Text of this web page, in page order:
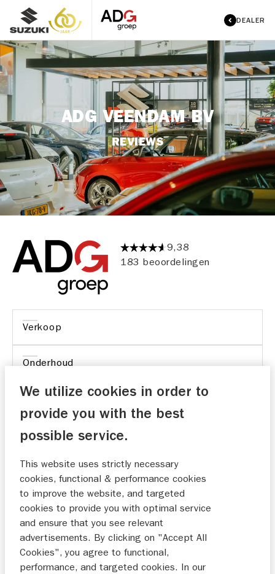
DEALER
ADG VEENDAM BV
REVIEWS
9,38
183 beoordelingen
Verkoop
Onderhoud
Er zat bij aflevering een kleine kras op het
de auto volgende week op, we krijgen een leenauto
en hij brengt de Swift na reparatie weer terug. Als
dat geen service is!!
Klaucke
We utilize cookies in order to
provide you with the best
possible service.
This website uses strictly necessary
cookies, functional & performance cookies
to improve the website, and targeted
cookies to provide you with optimal service
and ensure that you see relevant
advertisements. By clicking on "Accept All
Cookies", you agree to functional,
performance, and targeted cookies. In our